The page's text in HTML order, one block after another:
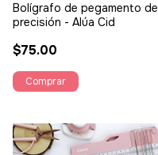
Bolígrafo de pegamento de
precisión - Alúa Cid
$75.00